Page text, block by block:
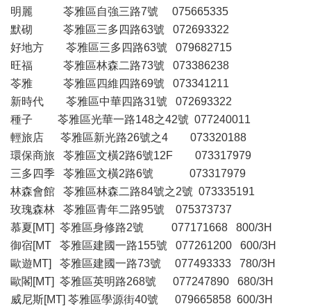
明麗 苓雅區自強三路7號 075665335
默砌 苓雅區三多四路63號 072693322
好地方 苓雅區三多四路63號 079682715
旺福 苓雅區林森二路73號 073386238
苓雅 苓雅區四維四路69號 073341211
新時代 苓雅區中華四路31號 072693322
種子 苓雅區光華一路148之42號 077240011
輕旅店 苓雅區新光路26號之4 073320188
環保商旅 苓雅區文橫2路6號12F 073317979
三多四季 苓雅區文橫2路6號 073317979
林森會館 苓雅區林森二路84號之2號 073335191
玫瑰森林 苓雅區青年二路95號 075373737
慕夏[MT] 苓雅區身修路2號 077171668 800/3H
御宿[MT 苓雅區建國一路155號 077261200 600/3H
歐遊MT] 苓雅區建國一路73號 077493333 780/3H
歐閣[MT] 苓雅區英明路268號 077247890 680/3H
威尼斯[MT] 苓雅區學源街40號 079665858 600/3H